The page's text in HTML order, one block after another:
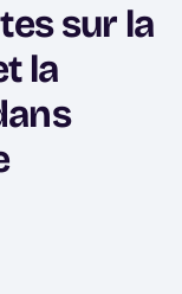
sur la
la